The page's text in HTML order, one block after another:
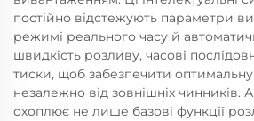
постійно відстежують параметри
режимі реального часу й
швидкість розливу, часові
тиски, щоб забезпечити оптимальну
незалежно від зовнішніх чинників.
охоплює не лише базові функції